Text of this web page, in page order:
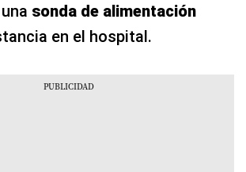
sonda de alimentación
en el hospital.